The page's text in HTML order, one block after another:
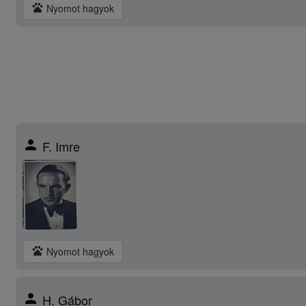
pets Nyomot hagyok
person F. Imre
pets Nyomot hagyok
person H. Gábor